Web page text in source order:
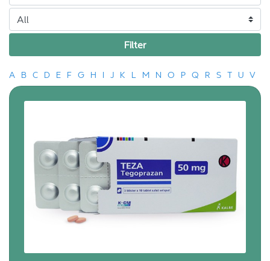
Filter
A B C D E F G H I J K L M N O P Q R S T U V